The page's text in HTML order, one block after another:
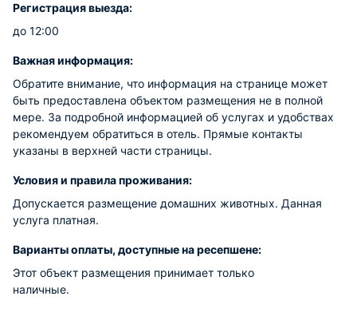
Регистрация выезда:
до 12:00
Важная информация:
Обратите внимание, что информация на странице может
быть предоставлена объектом размещения не в полной
мере. За подробной информацией об услугах и удобствах
рекомендуем обратиться в отель. Прямые контакты
указаны в верхней части страницы.
Условия и правила проживания:
Допускается размещение домашних животных. Данная
услуга платная.
Варианты оплаты, доступные на ресепшене:
Этот объект размещения принимает только
наличные.